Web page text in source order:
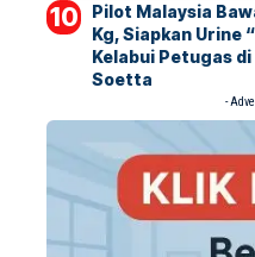
Pilot Malaysia
Kg, Siapkan Urine
Kelabui Petugas
Soetta
-